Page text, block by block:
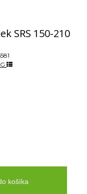
SRS 150-210
košíka